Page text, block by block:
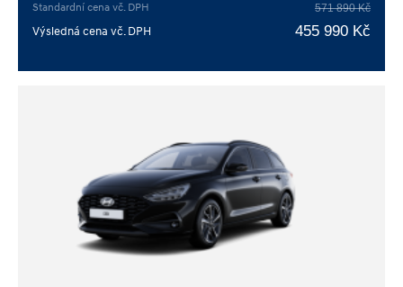
Standardní cena vč. DPH 571 890 Kč
Výsledná cena vč. DPH 455 990 Kč